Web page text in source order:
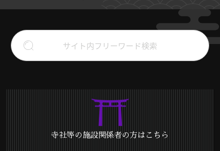
寺社等の施設関係者の方はこちら